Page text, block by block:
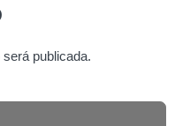
publicada.